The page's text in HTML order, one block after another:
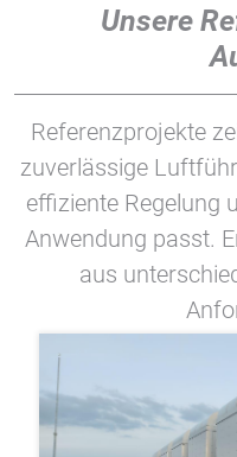
Unsere
Referenzprojekte
zuverlässige
effiziente Regelung
Anwendung passt.
aus